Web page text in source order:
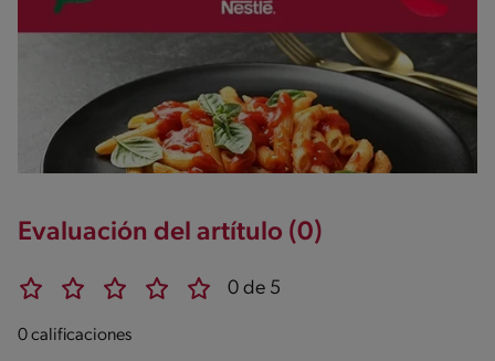
Evaluación del artítulo (0)
0 de 5
0 calificaciones